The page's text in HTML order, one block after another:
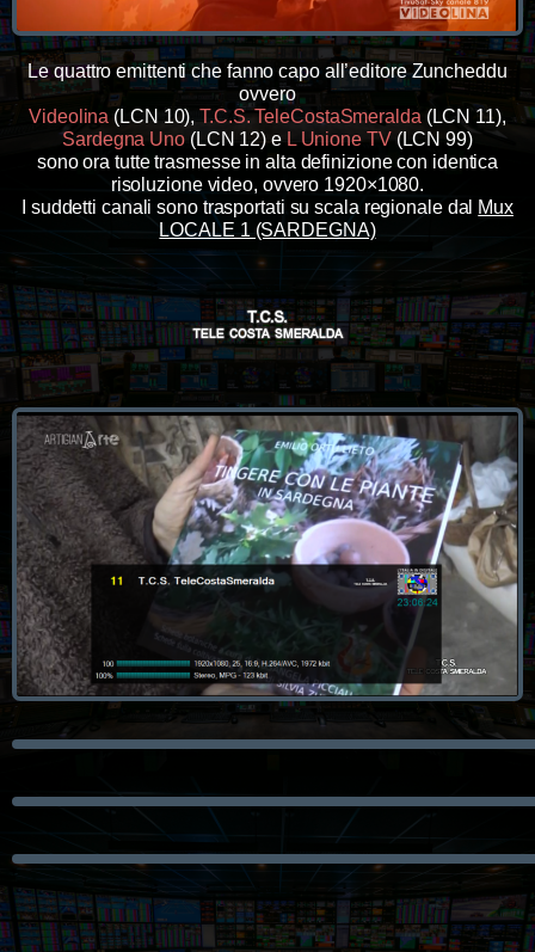
Le quattro emittenti che fanno capo all’editore Zuncheddu
ovvero
Videolina (LCN 10),T.C.S. TeleCostaSmeralda (LCN 11),
Sardegna Uno(LCN 12) e L Unione TV(LCN 99)
sono ora tutte trasmesse in alta definizione con identica
risoluzione video, ovvero 1920×1080.
I suddetti canali sono trasportati su scala regionale dal Mux
LOCALE 1 (SARDEGNA)